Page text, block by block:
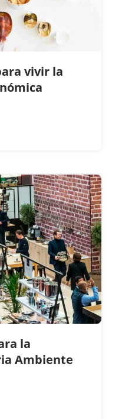
vivir la
la
Ambiente